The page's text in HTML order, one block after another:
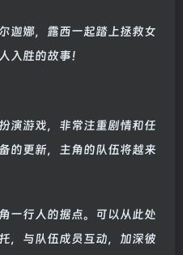
迦娜，露西一起踏上拯救女
入胜的故事！
演游戏，非常注重剧情和任
的更新，主角的队伍将越来
一行人的据点。可以从此处
，与队伍成员互动，加深彼